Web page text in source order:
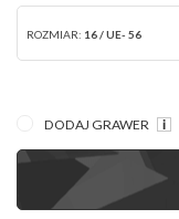
ROZMIAR: 16 / UE- 56
DODAJ GRAWER